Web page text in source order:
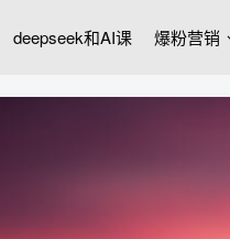
deepseek和AI课 爆粉营销